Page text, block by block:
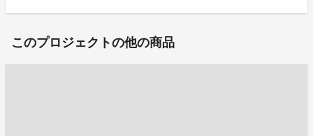
このプロジェクトの他の商品